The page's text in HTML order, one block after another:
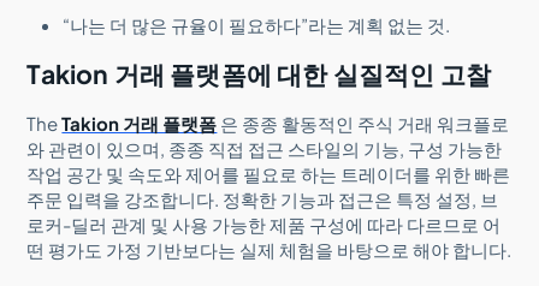
“나는 더 많은 규율이 필요하다”라는 계획 없는 것.
Takion 거래 플랫폼에 대한 실질적인 고찰
TheTakion 거래 플랫폼 은 종종 활동적인 주식 거래 워크플로
와 관련이 있으며, 종종 직접 접근 스타일의 기능, 구성 가능한
작업 공간 및 속도와 제어를 필요로 하는 트레이더를 위한 빠른
주문 입력을 강조합니다. 정확한 기능과 접근은 특정 설정, 브
로커-딜러 관계 및 사용 가능한 제품 구성에 따라 다르므로 어
떤 평가도 가정 기반보다는 실제 체험을 바탕으로 해야 합니다.